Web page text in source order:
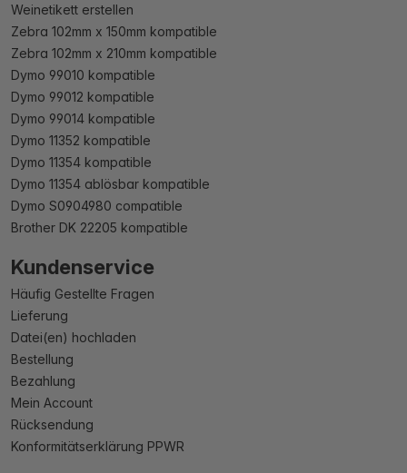
Weinetikett erstellen
Zebra 102mm x 150mm kompatible
Zebra 102mm x 210mm kompatible
Dymo 99010 kompatible
Dymo 99012 kompatible
Dymo 99014 kompatible
Dymo 11352 kompatible
Dymo 11354 kompatible
Dymo 11354 ablösbar kompatible
Dymo S0904980 compatible
Brother DK 22205 kompatible
Kundenservice
Häufig Gestellte Fragen
Lieferung
Datei(en) hochladen
Bestellung
Bezahlung
Mein Account
Rücksendung
Konformitätserklärung PPWR